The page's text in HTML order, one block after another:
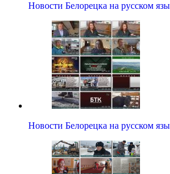
Новости Белорецка на русском
Новости Белорецка на русском